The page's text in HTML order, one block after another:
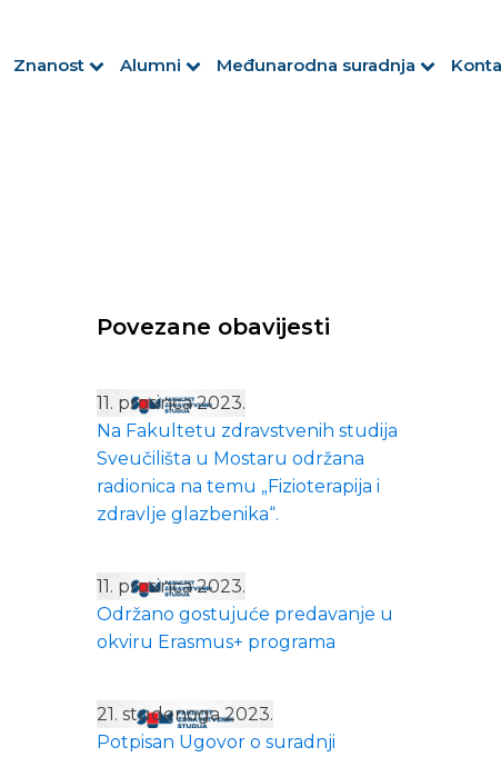
Znanost Alumni Međunarodna suradnja
Povezane obavijesti
11. prosinca 2023.
Na Fakultetu zdravstvenih studija
Sveučilišta u Mostaru održana
radionica na temu „Fizioterapija i
zdravlje glazbenika“.
11. prosinca 2023.
Održano gostujuće predavanje u
okviru Erasmus+ programa
21. studenoga 2023.
Potpisan Ugovor o suradnji